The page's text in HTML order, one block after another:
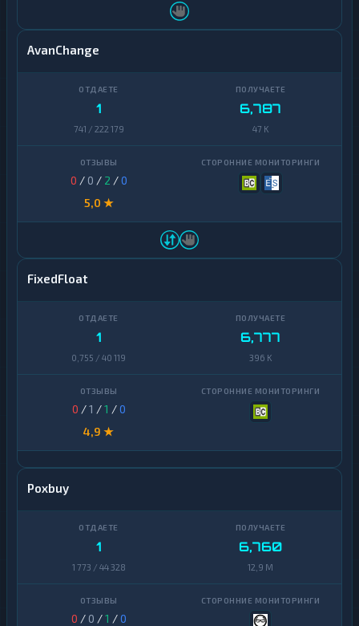
AvanChange
1
741 / 222 179
6,787
47 K
0 / 0 / 2 /0
5,0 ★
FixedFloat
1
0,755 / 40 119
6,777
396 K
0 /1 /1 /0
4,9 ★
Poxbuy
1
1 773 / 44 328
6,760
12,9 M
0 / 0 /1 /0